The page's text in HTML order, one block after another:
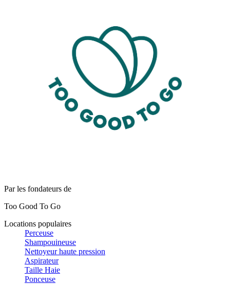
Par les fondateurs de
Too Good To Go
Locations populaires
Perceuse
Shampouineuse
Nettoyeur haute pression
Aspirateur
Taille Haie
Ponceuse